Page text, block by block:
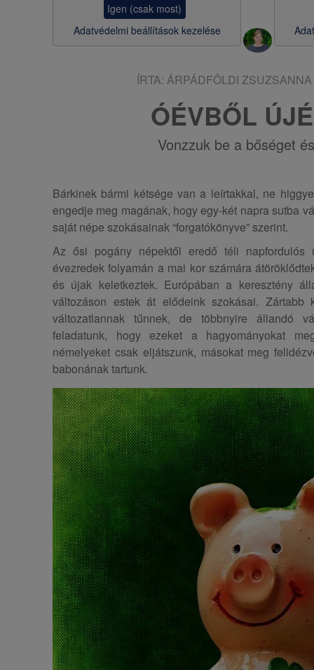
Igen (csak most)
Adatvédelmi beállítások kezelése
ÍRTA: ÁRPÁDFÖLDI ZSUZSANNA
ÓÉVBŐL
Vonzzuk be a bőséget
Bárkinek bármi kétsége van a leírtakkal, ne
engedje meg magának, hogy egy-két napra sutba
saját népe szokásainak “forgatókönyve” szerint.
Az ősi pogány népektől eredő téli napfordulós
évezredek folyamán a mai kor számára
és újak keletkeztek. Európában a keresztény
változáson estek át elődeink szokásai. Zártabb
változatlannak tűnnek, de többnyire állandó
feladatunk, hogy ezeket a hagyományokat
némelyeket csak eljátszunk, másokat meg
babonának tartunk.